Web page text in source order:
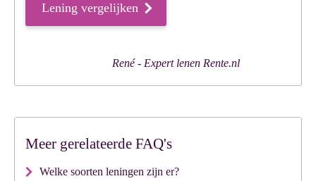
Lening vergelijken
Meer gerelateerde FAQ's
Welke soorten leningen zijn er?